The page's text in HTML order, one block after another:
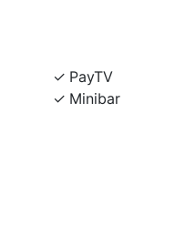
PayTV
Minibar